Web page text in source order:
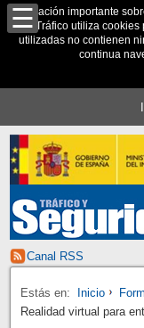
Información importante
de Tráfico utiliza
utilizadas no contienen
continua
Canal RSS
Estás en: Inicio
Realidad virtual para